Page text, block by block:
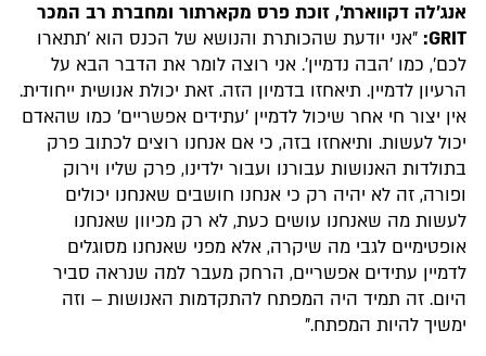
אנג'לה דקווארת', זוכת פרס מקארתור ומחברת רב המכר
GRIT: "אני יודעת שהכותרת והנושא של הכנס הוא 'תתארו
לכם', כמו 'הבה נדמיין'. אני רוצה לומר את הדבר הבא על
הרעיון לדמיין. תיאחזו בדמיון הזה. זאת יכולת אנושית ייחודית.
אין יצור חי אחר שיכול לדמיין 'עתידים אפשריים' כמו שהאדם
יכול לעשות. ותיאחזו בזה, כי אם אנחנו רוצים לכתוב פרק
בתולדות האנושות עבורנו ועבור ילדינו, פרק שליו וירוק
ופורה, זה לא יהיה רק כי אנחנו חושבים שאנחנו יכולים
לעשות מה שאנחנו עושים כעת, לא רק מכיוון שאנחנו
אופטימיים לגבי מה שיקרה, אלא מפני שאנחנו מסוגלים
לדמיין עתידים אפשריים, הרחק מעבר למה שנראה סביר
היום. זה תמיד היה המפתח להתקדמות האנושות – וזה
ימשיך להיות המפתח."